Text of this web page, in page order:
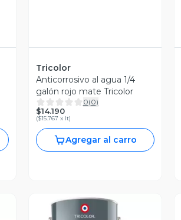
Tricolor
Anticorrosivo al agua 1/4
galón rojo mate Tricolor
0(0)
$14.190
($15.767 x lt)
Agregar al carro